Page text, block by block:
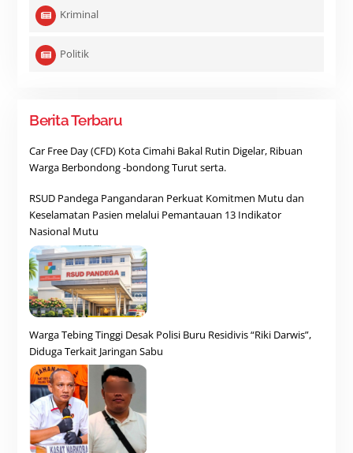
Kriminal
Politik
Berita Terbaru
Car Free Day (CFD) Kota Cimahi Bakal Rutin Digelar, Ribuan
Warga Berbondong -bondong Turut serta.
RSUD Pandega Pangandaran Perkuat Komitmen Mutu dan
Keselamatan Pasien melalui Pemantauan 13 Indikator
Nasional Mutu
Warga Tebing Tinggi Desak Polisi Buru Residivis “Riki Darwis”,
Diduga Terkait Jaringan Sabu